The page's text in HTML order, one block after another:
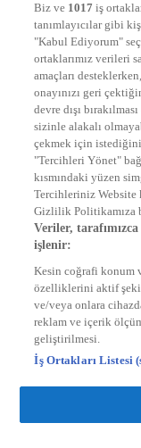
STAR
EURO
KRAL
DYG Radyolar
NTV
KRAL FM
KRAL
EKSEN
VOYAGE
DYG Dijital
ntv.com.tr
ntvspor.net
Biz ve 1017 iş
tanımlayıcılar gibi
"Kabul Ediyorum"
ortaklarımız verileri
amaçları
onayınızı geri
devre dışı
sizinle alakalı
çekmek için
"Tercihleri Yönet"
kısmındaki yüzen
Tercihleriniz Website
Gizlilik Politikamıza
Veriler,
işlenir:
Kesin coğrafi konum
özelliklerini aktif
ve/veya onlara
reklam ve içerik
geliştirilmesi.
İş Ortakları Listesi